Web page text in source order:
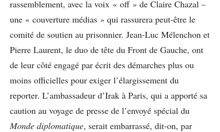
rassemblement, avec la voix « off » de Claire Chazal –
une « couverture médias » qui rassurera peut-être le
comité de soutien au prisonnier. Jean-Luc Mélenchon et
Pierre Laurent, le duo de tête du Front de Gauche, ont
de leur côté engagé par écrit des démarches plus ou
moins officielles pour exiger l’élargissement du
reporter. L’ambassadeur d’Irak à Paris, qui a apporté sa
caution au voyage de presse de l’envoyé spécial du
Monde diplomatique, serait embarrassé, dit-on, par